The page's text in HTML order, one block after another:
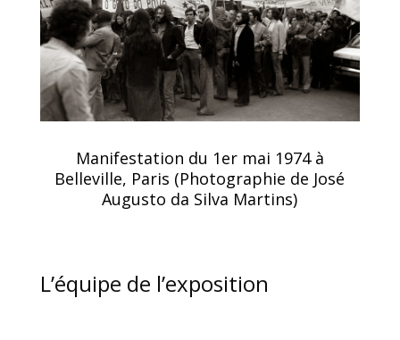
Manifestation du 1er mai 1974 à
Belleville, Paris (Photographie de José
Augusto da Silva Martins)
L’équipe de l’exposition